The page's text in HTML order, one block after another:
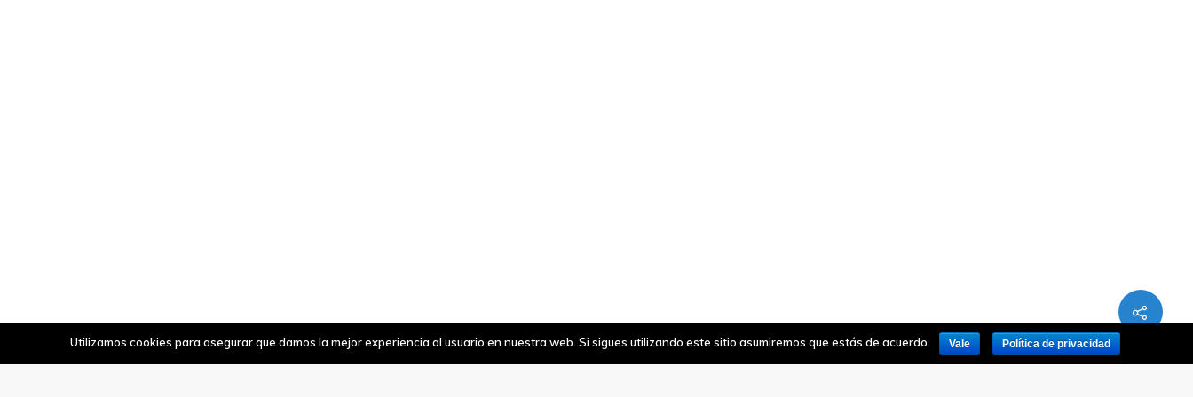
Utilizamos cookies para asegurar que damos la mejor experiencia al usuario en nuestra web. Si sigues utilizando este sitio asumiremos que estás de acuerdo. Vale Política de privacidad